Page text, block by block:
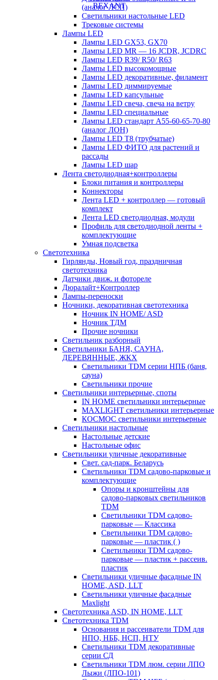
(аналог ЛСП)
Светильники настольные LED
Трековые системы
Лампы LED
Лампы LED GX53, GX70
Лампы LED MR — 16 JCDR, JCDRC
Лампы LED R39/ R50/ R63
Лампы LED высокомощные
Лампы LED декоративные, филамент
Лампы LED диммируемые
Лампы LED капсульные
Лампы LED свеча, свеча на ветру
Лампы LED специальные
Лампы LED стандарт А55-60-65-70-80
(аналог ЛОН)
Лампы LED Т8 (трубчатые)
Лампы LED ФИТО для растений и
рассады
Лампы LED шар
Лента светодиодная+контроллеры
Блоки питания и контроллеры
Коннекторы
Лента LED + контроллер — готовый
комплект
Лента LED светодиодная, модули
Профиль для светодиодной ленты +
комплектующие
Умная подсветка
Светотехника
Гирлянды, Новый год, праздничная
светотехника
Датчики движ. и фотореле
Дюралайт+Контроллер
Лампы-переноски
Ночники, декоративная светотехника
Ночник IN HOME/ ASD
Ночник ТДМ
Прочие ночники
Светильник разборный
Светильники БАНЯ, САУНА,
ДЕРЕВЯННЫЕ, ЖКХ
Светильники TDM серии НПБ (баня,
сауна)
Светильники прочие
Светильники интерьерные, споты
IN HOME светильники интерьерные
MAXLIGHT светильники интерьерные
КОСМОС светильники интерьерные
Светильники настольные
Настольные детские
Настольные офис
Светильники уличные декоративные
Свет. сад-парк. Беларусь
Светильники TDM садово-парковые и
комплектующие
Опоры и кронштейны для
садово-парковых светильников
TDM
Светильники TDM садово-
парковые — Классика
Светильники TDM садово-
парковые — пластик ( )
Светильники TDM садово-
парковые — пластик + рассеив.
пластик
Светильники уличные фасадные IN
HOME, ASD, LLT
Светильники уличные фасадные
Maxlight
Светотехника ASD, IN HOME, LLT
Светотехника TDM
Основания и рассеиватели TDM для
НПО, НББ, НСП, НТУ
Светильники TDM декоративные
серии СД
Светильники TDM люм. серии ЛПО
Лыжи (ЛПО-101)